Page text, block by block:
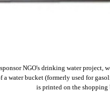
NGO's drinking water project,
a water bucket (formerly used for
is printed on the